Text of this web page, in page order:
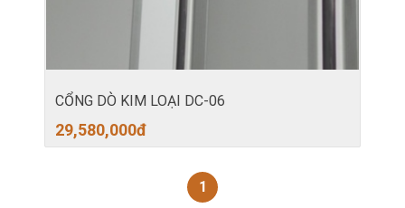
CỔNG DÒ KIM LOẠI DC-06
29,580,000đ
1